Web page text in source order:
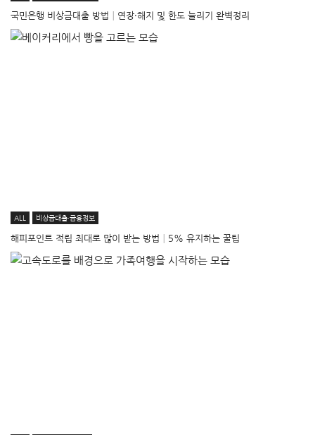
국민은행 비상금대출 방법│연장·해지 및 한도 늘리기 완벽정리
ALL 비상금대출·금융정보
해피포인트 적립 최대로 많이 받는 방법│5% 유지하는 꿀팁